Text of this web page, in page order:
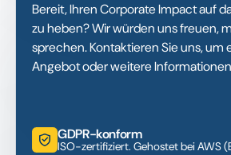
Bereit, Ihren Corporate Impact auf
zu heben? Wir würden uns freuen,
sprechen. Kontaktieren Sie uns, um
Angebot oder weitere
GDPR-konform
ISO-zertifiziert. Gehostet bei AWS